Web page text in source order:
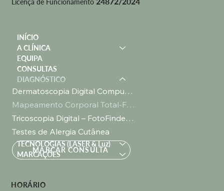
INÍCIO
A CLÍNICA
EQUIPA
CONSULTAS
DIAGNÓSTICO
Dermatoscopia Digital Computorizada
Mapeamento Corporal Total-Fotofinder ATBM ® (IA)
Tricoscopia Digital – FotoFinder TrichoScale ® (IA)
Testes de Alergia Cutânea
TECNOLOGIAS (LASER & Luz)
MARCAÇÕES
MARCAR CONSULTA
HORÁRIO